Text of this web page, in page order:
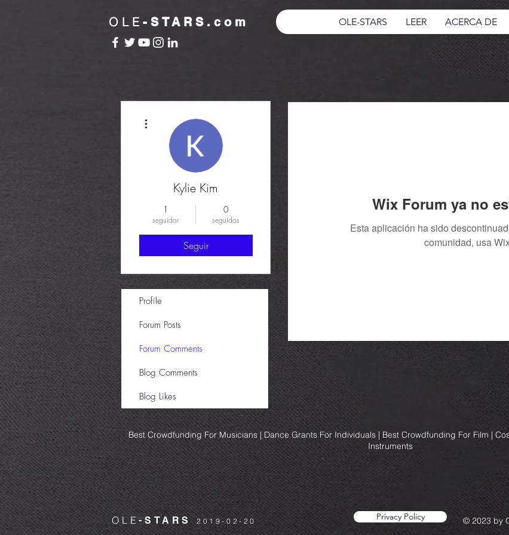
OLE -STARS.com OLE-STARS LEER ACERCA DE
Wix Forum ya no
Esta aplicación ha sido
comunidad, usa
Kylie Kim
1
seguidor
0
seguidos
Seguir
Profile
Forum Posts
Forum Comments
Blog Comments
Blog Likes
Best Crowdfunding For Musicians | Dance Grants For Individuals | Best Crowdfunding For Film |
Instruments
© 2023 by
OLE-STARS2019-02-20 Privacy Policy